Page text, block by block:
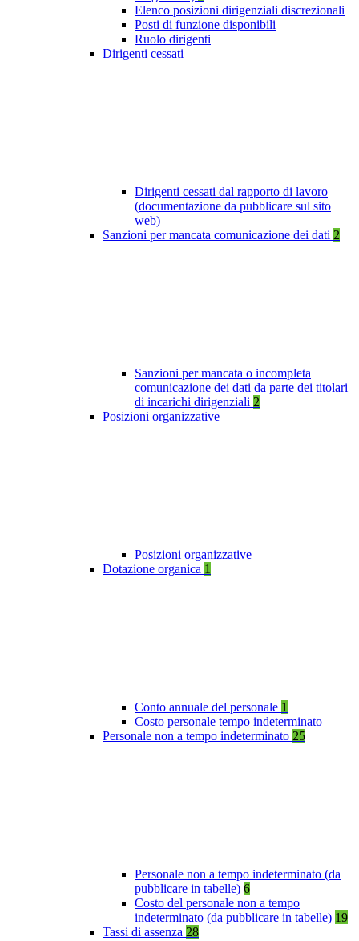
Elenco posizioni dirigenziali discrezionali
Posti di funzione disponibili
Ruolo dirigenti
Dirigenti cessati
Dirigenti cessati dal rapporto di lavoro
(documentazione da pubblicare sul sito
web)
Sanzioni per mancata comunicazione dei dati 2
Sanzioni per mancata o incompleta
comunicazione dei dati da parte dei titolari
di incarichi dirigenziali 2
Posizioni organizzative
Posizioni organizzative
Dotazione organica 1
Conto annuale del personale 1
Costo personale tempo indeterminato
Personale non a tempo indeterminato 25
Personale non a tempo indeterminato (da
pubblicare in tabelle) 6
Costo del personale non a tempo
indeterminato (da pubblicare in tabelle) 19
Tassi di assenza 28